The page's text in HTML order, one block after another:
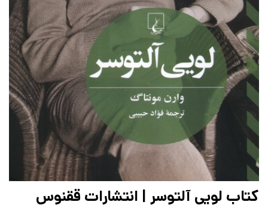
کتاب لویی آلتوسر | انتشارات ققنوس